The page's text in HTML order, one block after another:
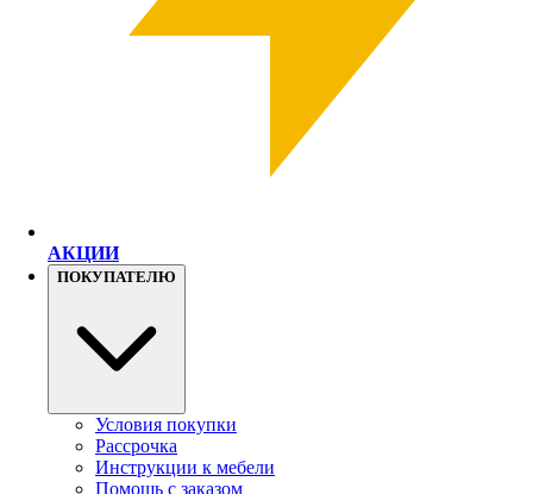
АКЦИИ
ПОКУПАТЕЛЮ
Условия покупки
Рассрочка
Инструкции к мебели
Помощь с заказом